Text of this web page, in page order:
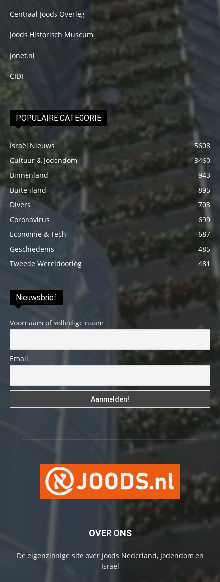
Centraal Joods Overleg
Joods Historisch Museum
Jonet.nl
CIDI
POPULAIRE CATEGORIE
Israël Nieuws
5608
Cultuur & Jodendom
3460
Binnenland
943
Buitenland
895
Divers
703
Coronavirus
699
Economie & Tech
687
Geschiedenis
485
Tweede Wereldoorlog
481
Nieuwsbrief
Voornaam of volledige naam
Email
OVER ONS
De eigenzinnige site over Joods Nederland, Jodendom en
Israel